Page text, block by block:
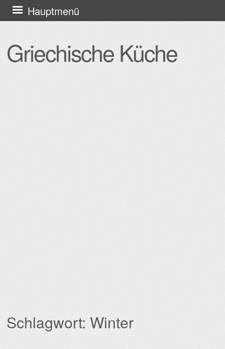
Griechische Küche
Hauptmenü
Zum
Inhalt
Schlagwort: Winter